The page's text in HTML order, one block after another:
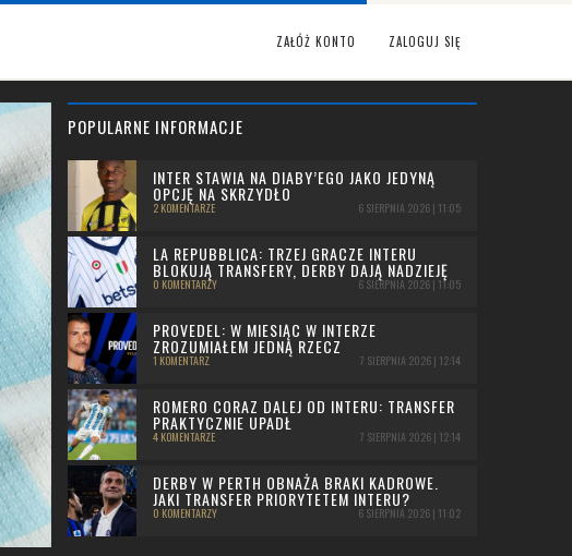
ZAŁÓŻ KONTO ZALOGUJ SIĘ
POPULARNE INFORMACJE
INTER STAWIA NA DIABY’EGO JAKO JEDYNĄ
OPCJĘ NA SKRZYDŁO
2 KOMENTARZE 6 SIERPNIA 2026 | 11:05
LA REPUBBLICA: TRZEJ GRACZE INTERU
BLOKUJĄ TRANSFERY, DERBY DAJĄ NADZIEJĘ
0 KOMENTARZY 6 SIERPNIA 2026 | 11:05
PROVEDEL: W MIESIĄC W INTERZE
ZROZUMIAŁEM JEDNĄ RZECZ
1 KOMENTARZ 7 SIERPNIA 2026 | 12:14
ROMERO CORAZ DALEJ OD INTERU: TRANSFER
PRAKTYCZNIE UPADŁ
4 KOMENTARZE 7 SIERPNIA 2026 | 12:14
DERBY W PERTH OBNAŻA BRAKI KADROWE.
JAKI TRANSFER PRIORYTETEM INTERU?
0 KOMENTARZY 6 SIERPNIA 2026 | 11:02